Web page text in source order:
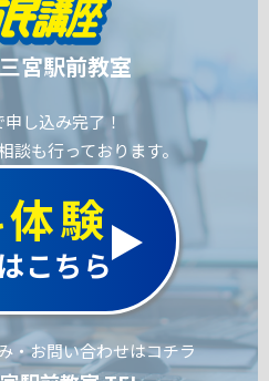
宮駅前教室
申し込み完了！
談も行っております。
験
こちら
・お問い合わせはコチラ